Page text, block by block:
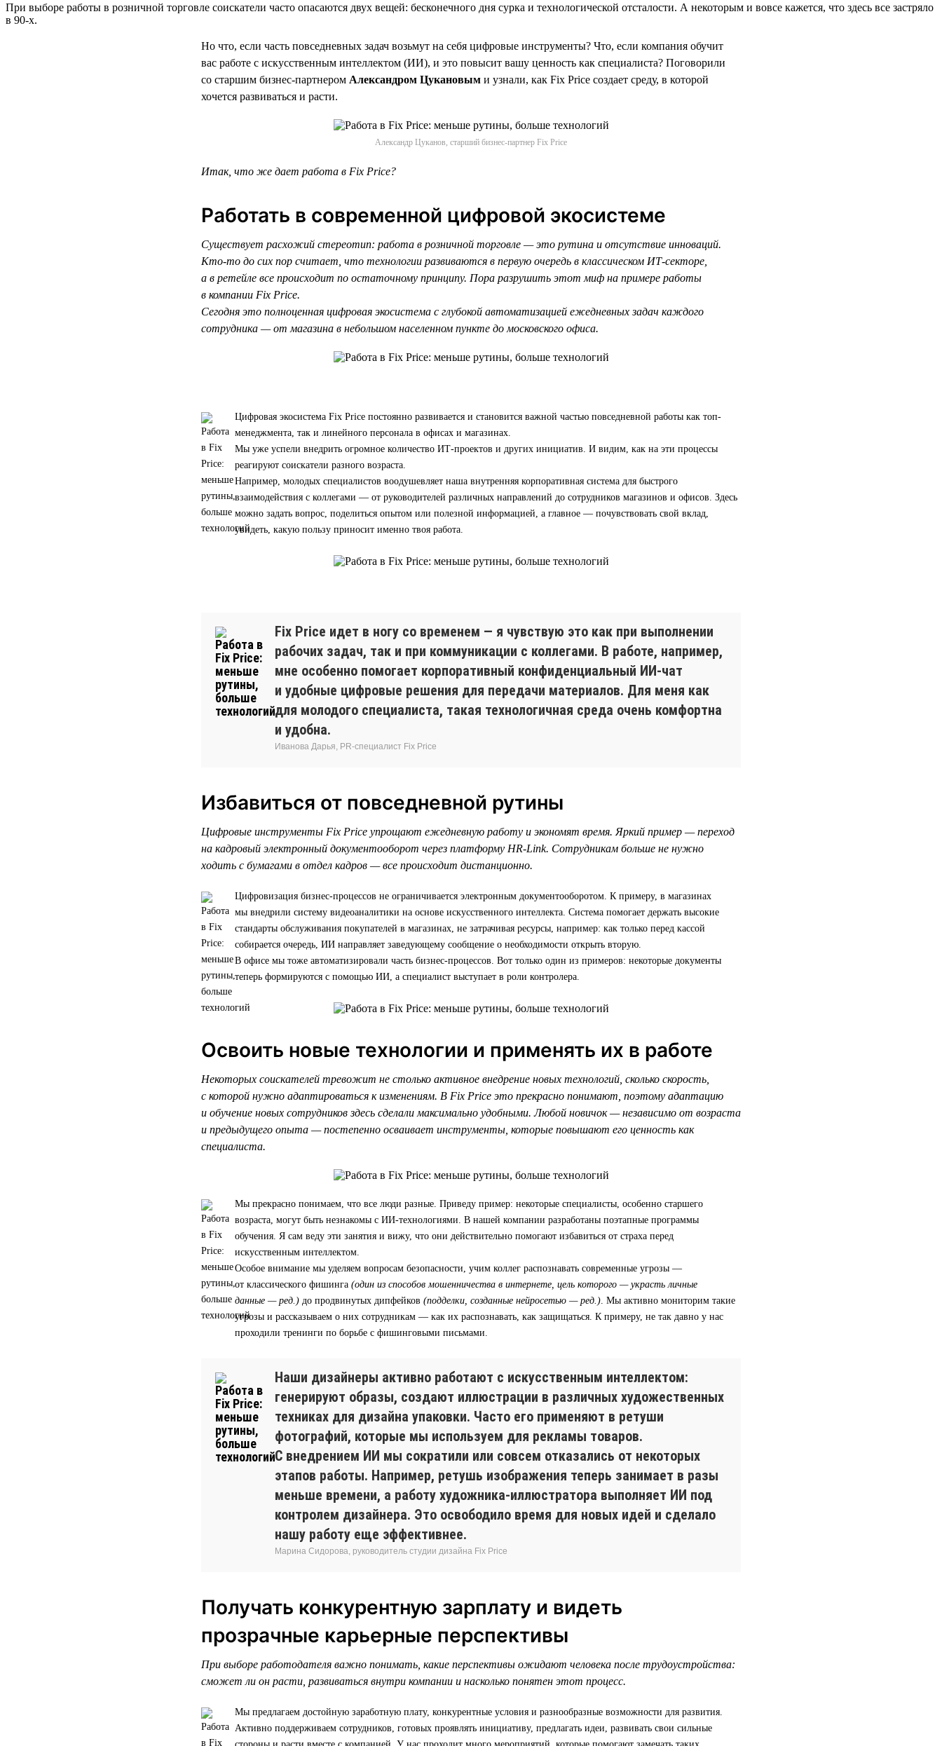
При выборе работы в розничной торговле соискатели часто опасаются двух вещей: бесконечного дня сурка и технологической отсталости. А некоторым и вовсе кажется, что здесь все застряло
в 90-х.
Но что, если часть повседневных задач возьмут на себя цифровые инструменты? Что, если компания обучит
вас работе с искусственным интеллектом (ИИ), и это повысит вашу ценность как специалиста? Поговорили
со старшим бизнес-партнером Александром Цукановым и узнали, как Fix Price создает среду, в которой
хочется развиваться и расти.
Александр Цуканов, старший бизнес-партнер Fix Price
Итак, что же дает работа в Fix Price?
Работать в современной цифровой экосистеме
Существует расхожий стереотип: работа в розничной торговле — это рутина и отсутствие инноваций.
Кто-то до сих пор считает, что технологии развиваются в первую очередь в классическом ИТ-секторе,
а в ретейле все происходит по остаточному принципу. Пора разрушить этот миф на примере работы
в компании Fix Price.
Сегодня это полноценная цифровая экосистема с глубокой автоматизацией ежедневных задач каждого
сотрудника — от магазина в небольшом населенном пункте до московского офиса.
Цифровая экосистема Fix Price постоянно развивается и становится важной частью повседневной работы как топ-
менеджмента, так и линейного персонала в офисах и магазинах.
Мы уже успели внедрить огромное количество ИТ-проектов и других инициатив. И видим, как на эти процессы
реагируют соискатели разного возраста.
Например, молодых специалистов воодушевляет наша внутренняя корпоративная система для быстрого
взаимодействия с коллегами — от руководителей различных направлений до сотрудников магазинов и офисов. Здесь
можно задать вопрос, поделиться опытом или полезной информацией, а главное — почувствовать свой вклад,
увидеть, какую пользу приносит именно твоя работа.
Fix Price идет в ногу со временем — я чувствую это как при выполнении
рабочих задач, так и при коммуникации с коллегами. В работе, например,
мне особенно помогает корпоративный конфиденциальный ИИ-чат
и удобные цифровые решения для передачи материалов. Для меня как
для молодого специалиста, такая технологичная среда очень комфортна
и удобна.
Иванова Дарья, PR-специалист Fix Price
Избавиться от повседневной рутины
Цифровые инструменты Fix Price упрощают ежедневную работу и экономят время. Яркий пример — переход
на кадровый электронный документооборот через платформу HR-Link. Сотрудникам больше не нужно
ходить с бумагами в отдел кадров — все происходит дистанционно.
Цифровизация бизнес-процессов не ограничивается электронным документооборотом. К примеру, в магазинах
мы внедрили систему видеоаналитики на основе искусственного интеллекта. Система помогает держать высокие
стандарты обслуживания покупателей в магазинах, не затрачивая ресурсы, например: как только перед кассой
собирается очередь, ИИ направляет заведующему сообщение о необходимости открыть вторую.
В офисе мы тоже автоматизировали часть бизнес-процессов. Вот только один из примеров: некоторые документы
теперь формируются с помощью ИИ, а специалист выступает в роли контролера.
Освоить новые технологии и применять их в работе
Некоторых соискателей тревожит не столько активное внедрение новых технологий, сколько скорость,
с которой нужно адаптироваться к изменениям. В Fix Price это прекрасно понимают, поэтому адаптацию
и обучение новых сотрудников здесь сделали максимально удобными. Любой новичок — независимо от возраста
и предыдущего опыта — постепенно осваивает инструменты, которые повышают его ценность как
специалиста.
Мы прекрасно понимаем, что все люди разные. Приведу пример: некоторые специалисты, особенно старшего
возраста, могут быть незнакомы с ИИ-технологиями. В нашей компании разработаны поэтапные программы
обучения. Я сам веду эти занятия и вижу, что они действительно помогают избавиться от страха перед
искусственным интеллектом.
Особое внимание мы уделяем вопросам безопасности, учим коллег распознавать современные угрозы —
от классического фишинга (один из способов мошенничества в интернете, цель которого — украсть личные
данные — ред.) до продвинутых дипфейков (подделки, созданные нейросетью — ред.) . Мы активно мониторим такие
угрозы и рассказываем о них сотрудникам — как их распознавать, как защищаться. К примеру, не так давно у нас
проходили тренинги по борьбе с фишинговыми письмами.
Наши дизайнеры активно работают с искусственным интеллектом:
генерируют образы, создают иллюстрации в различных художественных
техниках для дизайна упаковки. Часто его применяют в ретуши
фотографий, которые мы используем для рекламы товаров.
С внедрением ИИ мы сократили или совсем отказались от некоторых
этапов работы. Например, ретушь изображения теперь занимает в разы
меньше времени, а работу художника-иллюстратора выполняет ИИ под
контролем дизайнера. Это освободило время для новых идей и сделало
нашу работу еще эффективнее.
Марина Сидорова, руководитель студии дизайна Fix Price
Получать конкурентную зарплату и видеть
прозрачные карьерные перспективы
При выборе работодателя важно понимать, какие перспективы ожидают человека после трудоустройства:
сможет ли он расти, развиваться внутри компании и насколько понятен этот процесс.
Мы предлагаем достойную заработную плату, конкурентные условия и разнообразные возможности для развития.
Активно поддерживаем сотрудников, готовых проявлять инициативу, предлагать идеи, развивать свои сильные
стороны и расти вместе с компанией. У нас проходит много мероприятий, которые помогают замечать таких